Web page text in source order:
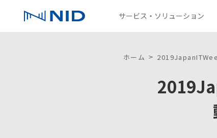
サービス・ソリューション
サービス・ソリューション
ソリューション一覧
会社情報
採用情報
パートナー募集情報
サステナビリティ
お問い合わせ
ホーム